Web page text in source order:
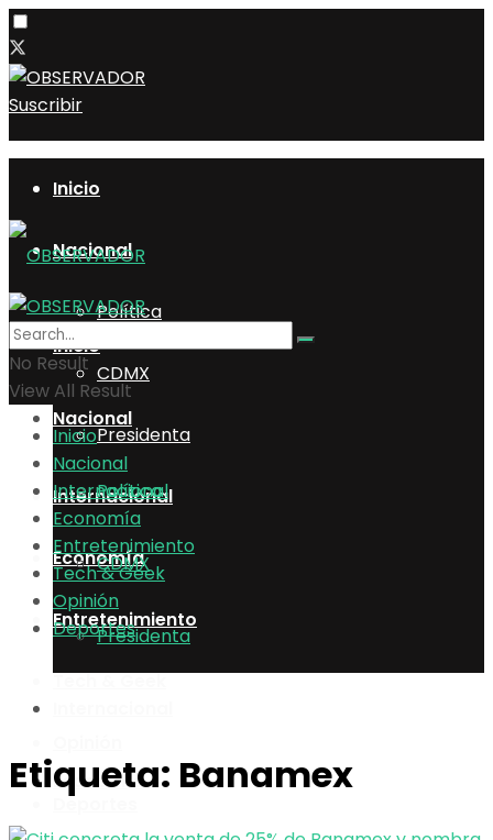
Suscribir
Inicio
Nacional
Política
CDMX
Presidenta
Internacional
Economía
Entretenimiento
Tech & Geek
Deportes
Inicio
Nacional
Política
CDMX
Presidenta
Economía
No Result
View All Result
Inicio
Nacional
Internacional
Economía
Entretenimiento
Tech & Geek
Opinión
Deportes
Etiqueta: Banamex